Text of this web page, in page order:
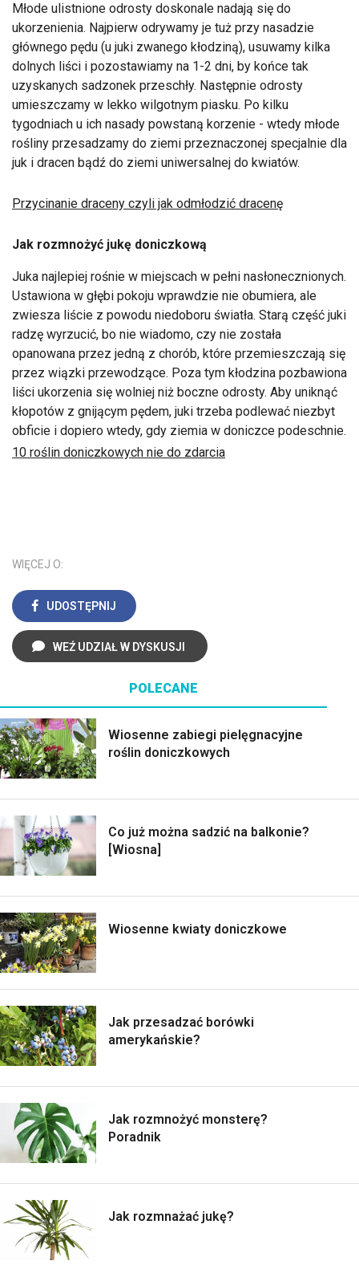
Młode ulistnione odrosty doskonale nadają się do
ukorzenienia. Najpierw odrywamy je tuż przy nasadzie
głównego pędu (u juki zwanego kłodziną), usuwamy kilka
dolnych liści i pozostawiamy na 1-2 dni, by końce tak
uzyskanych sadzonek przeschły. Następnie odrosty
umieszczamy w lekko wilgotnym piasku. Po kilku
tygodniach u ich nasady powstaną korzenie - wtedy młode
rośliny przesadzamy do ziemi przeznaczonej specjalnie dla
juk i dracen bądź do ziemi uniwersalnej do kwiatów.
Przycinanie draceny czyli jak odmłodzić dracenę
Jak rozmnożyć jukę doniczkową
Juka najlepiej rośnie w miejscach w pełni nasłonecznionych.
Ustawiona w głębi pokoju wprawdzie nie obumiera, ale
zwiesza liście z powodu niedoboru światła. Starą część juki
radzę wyrzucić, bo nie wiadomo, czy nie została
opanowana przez jedną z chorób, które przemieszczają się
przez wiązki przewodzące. Poza tym kłodzina pozbawiona
liści ukorzenia się wolniej niż boczne odrosty. Aby uniknąć
kłopotów z gnijącym pędem, juki trzeba podlewać niezbyt
obficie i dopiero wtedy, gdy ziemia w doniczce podeschnie.
10 roślin doniczkowych nie do zdarcia
WIĘCEJ O:
UDOSTĘPNIJ
WEŹ UDZIAŁ W DYSKUSJI
POLECANE
Wiosenne zabiegi pielęgnacyjne
roślin doniczkowych
Co już można sadzić na balkonie?
[Wiosna]
Wiosenne kwiaty doniczkowe
Jak przesadzać borówki
amerykańskie?
Jak rozmnożyć monsterę?
Poradnik
Jak rozmnażać jukę?